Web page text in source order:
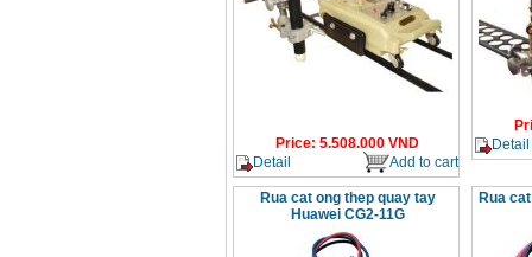
Price: 5.508.000 VND
Detail
Add to cart
Detail
Rua cat ong thep quay tay
Huawei CG2-11G
Rua